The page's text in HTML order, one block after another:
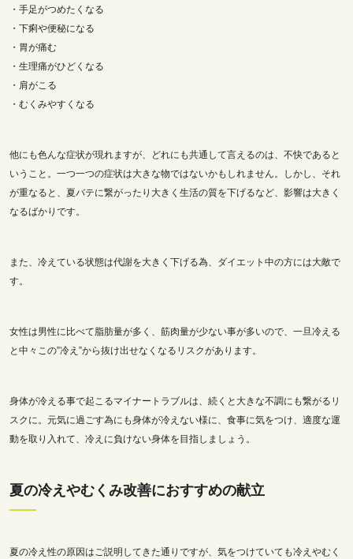
・手足がつめたくなる
・下痢や便秘になる
・胃が痛む
・生理痛がひどくなる
・肩がこる
・むくみやすくなる
他にも色んな症状が現れますが、どれにも共通して言えるのは、不快であると
いうこと。一つ一つの症状は大きな物ではないかもしれません。しかし、それ
が重なると、夏バテに繋がったり大きく生活の質を下げるなど、影響は大きく
なるばかりです。
また、冷えている状態は代謝を大きく下げる為、ダイエット中の方には大敵で
す。
女性は男性に比べて脂肪量が多く、筋肉量が少ない事が多いので、一旦冷える
と中々この”冷え”から抜け出せなくなるリスクがあります。
身体が冷える事で起こるマイナートラブルは、続くと大きな不調にも繋がるリ
スクに。元気に過ごす為にも身体が冷えない様に、食事に気をつけ、適度な運
動を取り入れて、冷えに負けない身体を目指しましょう。
夏の冷えやむくみ改善におすすめの献立
夏の冷え性の原因はご説明してきた通りですが、気をつけていても冷えやむく